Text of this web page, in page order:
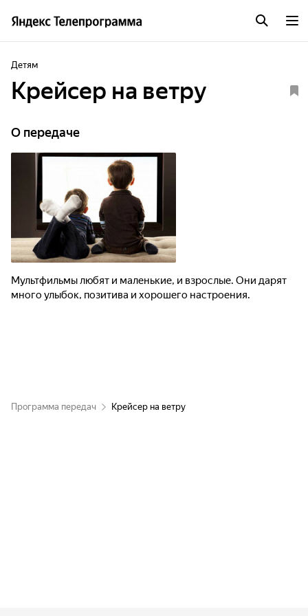
Детям
Крейсер на ветру
О передаче
Мультфильмы любят и маленькие, и взрослые. Они дарят
много улыбок, позитива и хорошего настроения.
Программа передач Крейсер на ветру